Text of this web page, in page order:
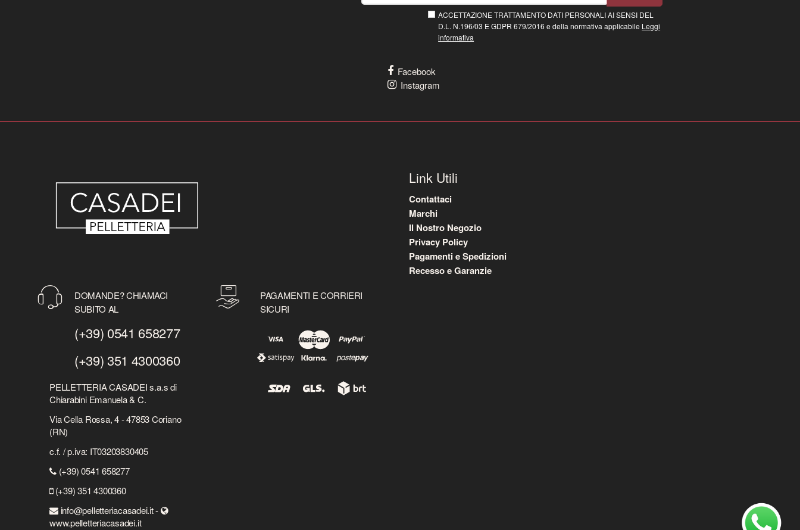
ACCETTAZIONE TRATTAMENTO DATI PERSONALI AI SENSI DEL
D.L. N.196/03 E GDPR 679/2016 e della normativa applicabile Leggi
informativa
Facebook
Instagram
DOMANDE? CHIAMACI
SUBITO AL
(+39) 0541 658277
(+39) 351 4300360
PELLETTERIA CASADEI s.a.s di
Chiarabini Emanuela & C.
Via Cella Rossa, 4 - 47853 Coriano
(RN)
c.f. / p.iva: IT03203830405
(+39) 0541 658277
(+39) 351 4300360
info@pelletteriacasadei.it -
www.pelletteriacasadei.it
PAGAMENTI E CORRIERI
SICURI
Link Utili
Contattaci
Marchi
Il Nostro Negozio
Privacy Policy
Pagamenti e Spedizioni
Recesso e Garanzie